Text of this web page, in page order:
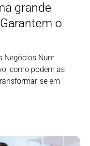
grande
o
Negócios Num
como podem as
se em